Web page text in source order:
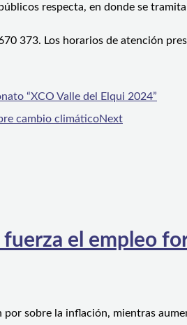
respecta, en donde se
373. Los horarios de atención
“XCO Valle del Elqui 2024”
cambio climáticoNext
el empleo
por sobre la inflación, mientras